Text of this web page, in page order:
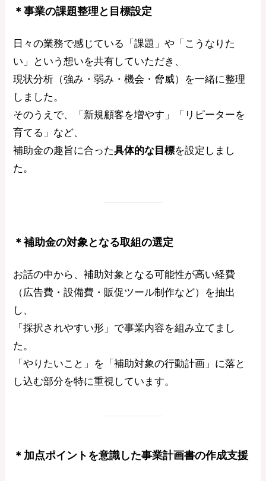
＊事業の課題整理と目標設定
日々の業務で感じている「課題」や「こうなりた
い」という想いを共有していただき、
現状分析（強み・弱み・機会・脅威）を一緒に整理
しました。
そのうえで、「新規顧客を増やす」「リピーターを
育てる」など、
補助金の趣旨に合った具体的な目標を設定しまし
た。
＊補助金の対象となる取組の選定
お話の中から、補助対象となる可能性が高い経費
（広告費・設備費・販促ツール制作など）を抽出
し、
「採択されやすい形」で事業内容を組み立てまし
た。
「やりたいこと」を「補助対象の行動計画」に落と
し込む部分を特に重視しています。
＊加点ポイントを意識した事業計画書の作成支援